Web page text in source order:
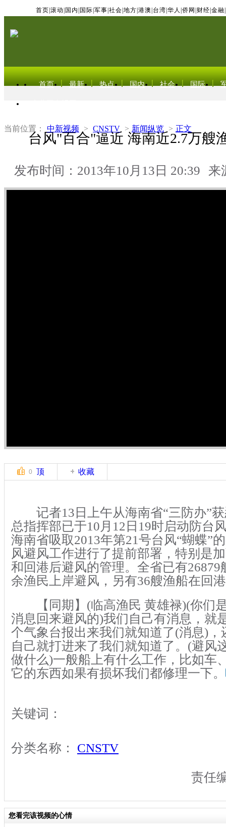
首页 滚动 国内 国际 军事 社会 地方 港澳 台湾 华人 侨网 财经 金融
首页 最新 热点 国内 社会 国际
当前位置： 中新视频 > CNSTV > 新闻纵览 > 正文
台风"百合"逼近 海南近2.7万艘
发布时间：2013年10月13日 20:39 来
0 顶 收藏
记者13日上午从海南省“三防办”获
总指挥部已于10月12日19时启动防台
海南省吸取2013年第21号台风“蝴蝶”
风避风工作进行了提前部署，特别是
和回港后避风的管理。全省已有26879
余渔民上岸避风，另有36艘渔船在回
【同期】(临高渔民 黄雄禄)(你们
消息回来避风的)我们自己有消息，就
个气象台报出来我们就知道了(消息)，
自己就打进来了我们就知道了。(避风
做什么)一般船上有什么工作，比如车
它的东西如果有损坏我们都修理一下。
关键词：
分类名称： CNSTV
责任
您看完该视频的心情